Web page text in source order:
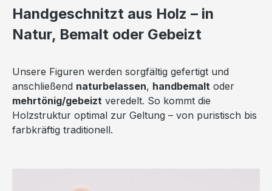
Handgeschnitzt aus Holz – in
Natur, Bemalt oder Gebeizt
Unsere Figuren werden sorgfältig gefertigt und
anschließend naturbelassen, handbemalt oder
mehrtönig/gebeizt veredelt. So kommt die
Holzstruktur optimal zur Geltung – von puristisch bis
farbkräftig traditionell.